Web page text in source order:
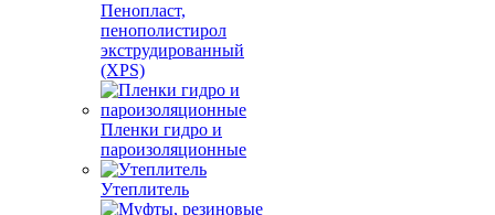
Пенопласт,
пенополистирол
экструдированный
(XPS)
Пленки гидро и
пароизоляционные
Утеплитель